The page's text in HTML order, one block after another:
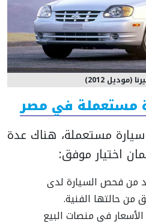
(موديل 2012)
مستعملة في مصر
مستعملة، هناك عدة
اختيار موفق:
من فحص السيارة لدى
حالتها الفنية.
الأسعار في منصات البيع